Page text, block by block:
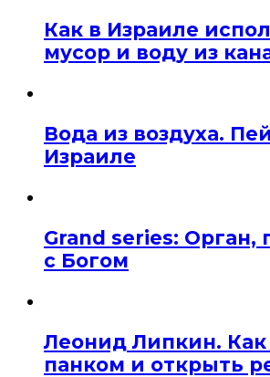
Как в Израиле
мусор и воду из
Вода из воздуха.
Израиле
Grand series: Орган,
с Богом
Леонид Липкин. Как
панком и открыть